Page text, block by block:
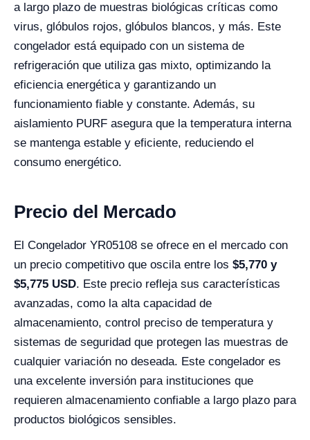
a largo plazo de muestras biológicas críticas como
virus, glóbulos rojos, glóbulos blancos, y más. Este
congelador está equipado con un sistema de
refrigeración que utiliza gas mixto, optimizando la
eficiencia energética y garantizando un
funcionamiento fiable y constante. Además, su
aislamiento PURF asegura que la temperatura interna
se mantenga estable y eficiente, reduciendo el
consumo energético.
Precio del Mercado
El Congelador YR05108 se ofrece en el mercado con
un precio competitivo que oscila entre los $5,770 y
$5,775 USD. Este precio refleja sus características
avanzadas, como la alta capacidad de
almacenamiento, control preciso de temperatura y
sistemas de seguridad que protegen las muestras de
cualquier variación no deseada. Este congelador es
una excelente inversión para instituciones que
requieren almacenamiento confiable a largo plazo para
productos biológicos sensibles.